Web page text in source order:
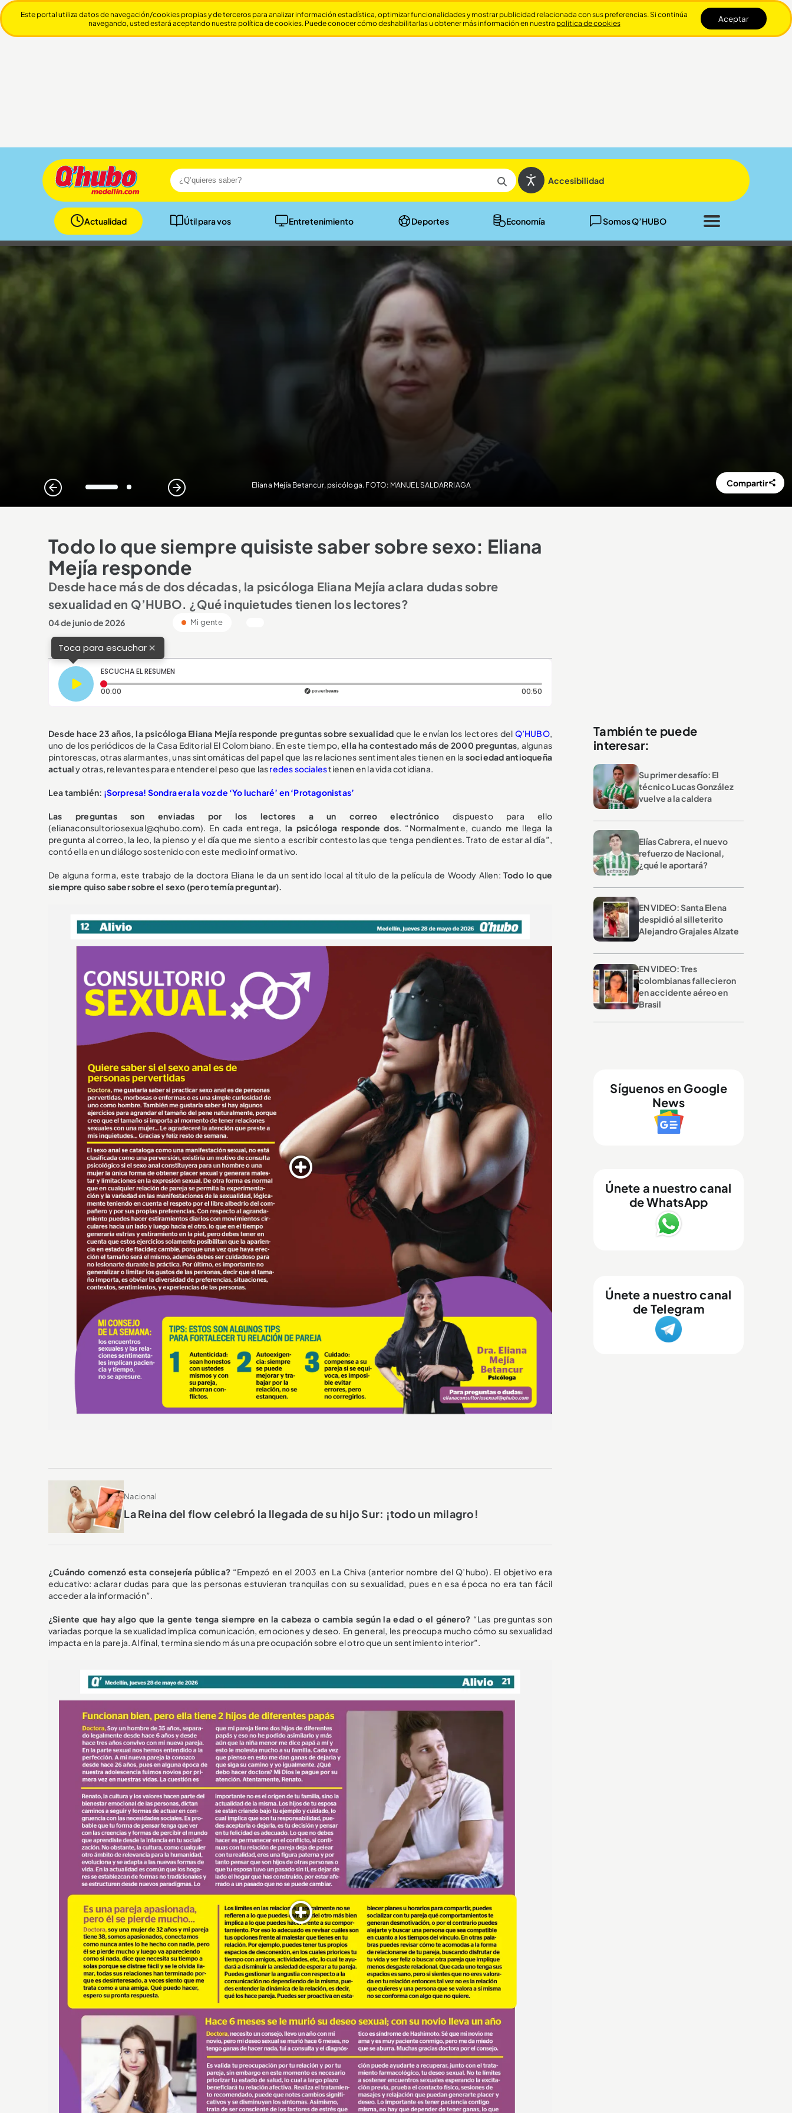
Accesibilidad
Actualidad Útil para vos Entretenimiento Deportes Economía Somos Q’HUBO
Cerrar
Eliana Mejía Betancur, psicóloga. FOTO: MANUEL SALDARRIAGA
1 2
Compartir
Todo lo que siempre quisiste saber sobre sexo: Eliana
Mejía responde
Desde hace más de dos décadas, la psicóloga Eliana Mejía aclara dudas sobre
sexualidad en Q’HUBO. ¿Qué inquietudes tienen los lectores?
04 de junio de 2026 Mi gente
Toca para escuchar×
ESCUCHA EL RESUMEN
00:00
00:50Duración: 50 segundos
Desde hace 23 años, la psicóloga Eliana Mejía responde preguntas sobre sexualidad que le envían los lectores del Q’HUBO,
uno de los periódicos de la Casa Editorial El Colombiano. En este tiempo,ella ha contestado más de 2000 preguntas, algunas
pintorescas, otras alarmantes, unas sintomáticas del papel que las relaciones sentimentales tienen en la sociedad antioqueña
actualy otras, relevantes para entender el peso que lasredes socialestienen en la vida cotidiana.
Lea también: ¡Sorpresa! Sondra era la voz de ‘Yo lucharé’ en ‘Protagonistas’
Las preguntas son enviadas por los lectores a un correo electrónico dispuesto para ello
(elianaconsultoriosexual@qhubo.com). En cada entrega, la psicóloga responde dos. “Normalmente, cuando me llega la
pregunta al correo, la leo, la pienso y el día que me siento a escribir contesto las que tenga pendientes. Trato de estar al día”,
contó ella en un diálogo sostenido con este medio informativo.
De alguna forma, este trabajo de la doctora Eliana le da un sentido local al título de la película de Woody Allen: Todo lo que
siempre quiso saber sobre el sexo (pero temía preguntar).
Nacional
La Reina del flow celebró la llegada de su hijo Sur: ¡todo un milagro!
¿Cuándo comenzó esta consejería pública? “Empezó en el 2003 en La Chiva (anterior nombre del Q’hubo). El objetivo era
educativo: aclarar dudas para que las personas estuvieran tranquilas con su sexualidad, pues en esa época no era tan fácil
acceder a la información”.
¿Siente que hay algo que la gente tenga siempre en la cabeza o cambia según la edad o el género? “Las preguntas son
variadas porque la sexualidad implica comunicación, emociones y deseo. En general, les preocupa mucho cómo su sexualidad
impacta en la pareja. Al final, termina siendo más una preocupación sobre el otro que un sentimiento interior”.
También te puede
interesar:
Su primer desafío: El
técnico Lucas González
vuelve a la caldera
Elías Cabrera, el nuevo
refuerzo de Nacional,
¿qué le aportará?
EN VIDEO: Santa Elena
despidió al silleterito
Alejandro Grajales Alzate
EN VIDEO: Tres
colombianas fallecieron
en accidente aéreo en
Brasil
Síguenos en Google
News
Únete a nuestro canal
de WhatsApp
Únete a nuestro canal
de Telegram
Este portal utiliza datos de navegación/cookies propias y de terceros para analizar información estadística, optimizar funcionalidades y mostrar publicidad relacionada con sus preferencias. Si continúa
navegando, usted estará aceptando nuestra política de cookies. Puede conocer cómo deshabilitarlas u obtener más información en nuestra politica de cookies Aceptar